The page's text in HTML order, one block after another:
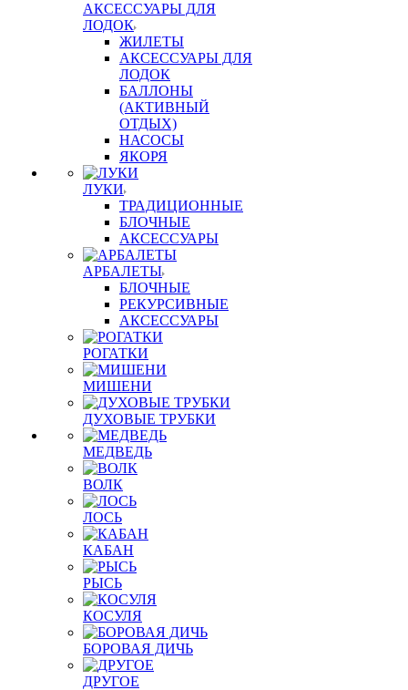
АКСЕССУАРЫ ДЛЯ
ЛОДОК
ЖИЛЕТЫ
АКСЕССУАРЫ ДЛЯ
ЛОДОК
БАЛЛОНЫ
(АКТИВНЫЙ
ОТДЫХ)
НАСОСЫ
ЯКОРЯ
ЛУКИ
ТРАДИЦИОННЫЕ
БЛОЧНЫЕ
АКСЕССУАРЫ
АРБАЛЕТЫ
БЛОЧНЫЕ
РЕКУРСИВНЫЕ
АКСЕССУАРЫ
РОГАТКИ
МИШЕНИ
ДУХОВЫЕ ТРУБКИ
МЕДВЕДЬ
ВОЛК
ЛОСЬ
КАБАН
РЫСЬ
КОСУЛЯ
БОРОВАЯ ДИЧЬ
ДРУГОЕ